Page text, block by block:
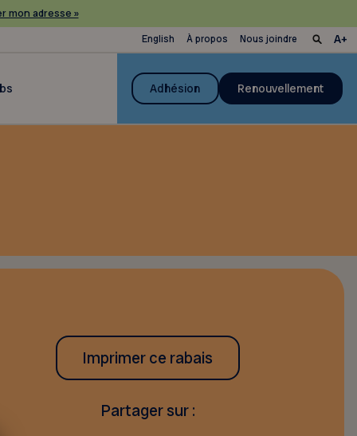
mon adresse »
English À propos Nous joindre
Adhésion Renouvellement
Imprimer ce rabais
Partager sur :